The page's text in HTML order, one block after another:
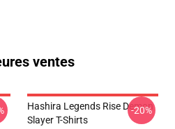
ventes
Hashira Legends Rise Demon
Slayer T-Shirts
-20%